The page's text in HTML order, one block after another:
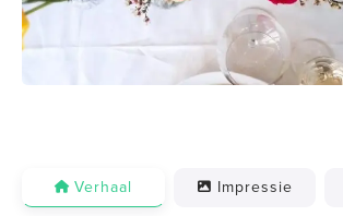
Verhaal Impressie